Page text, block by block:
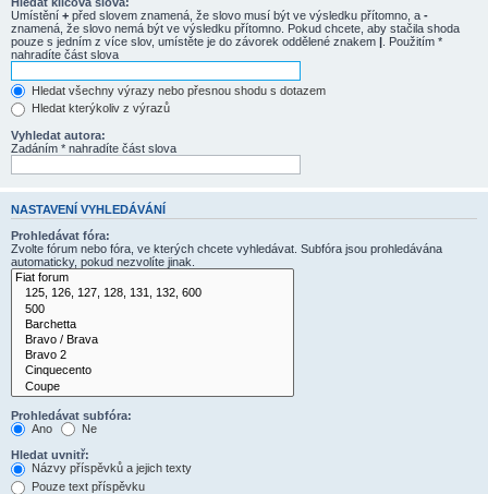
Umístění + před slovem znamená, že slovo musí být ve výsledku přítomno, a -
znamená, že slovo nemá být ve výsledku přítomno. Pokud chcete, aby stačila shoda
pouze s jedním z více slov, umístěte je do závorek oddělené znakem | . Použitím *
nahradíte část slova
Hledat všechny výrazy nebo přesnou shodu s dotazem
Hledat kterýkoliv z výrazů
Vyhledat autora:
Zadáním * nahradíte část slova
NASTAVENÍ VYHLEDÁVÁNÍ
Prohledávat fóra:
Zvolte fórum nebo fóra, ve kterých chcete vyhledávat. Subfóra jsou prohledávána
automaticky, pokud nezvolíte jinak.
Prohledávat subfóra:
Ano
Ne
Hledat uvnitř:
Názvy příspěvků a jejich texty
Pouze text příspěvku